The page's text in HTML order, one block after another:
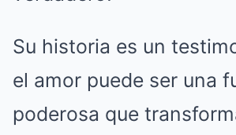
Su historia es un
el amor puede ser una
poderosa que